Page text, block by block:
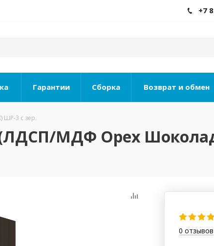
+7
Гарантии Сборка Возврат и обмен
ШР-3 с зер.
(ЛДСП/МДФ Орех
0 отзывов